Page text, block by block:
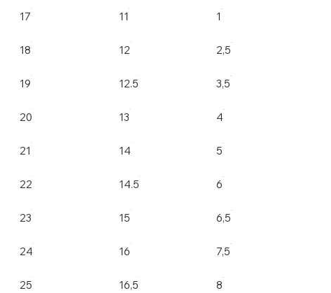
17 11 1
18 12 2,5
19 12.5 3,5
20 13 4
21 14 5
22 14.5 6
23 15 6,5
24 16 7,5
25 16,5 8